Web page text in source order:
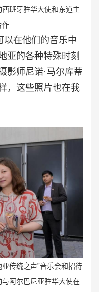
班牙驻华大使和东道主
作
在他们的音乐中
亚的各种特殊时刻
影师尼诺·马尔库蒂
，这些照片也在我
亚传统之声”音乐会和招待
阿尔巴尼亚驻华大使在